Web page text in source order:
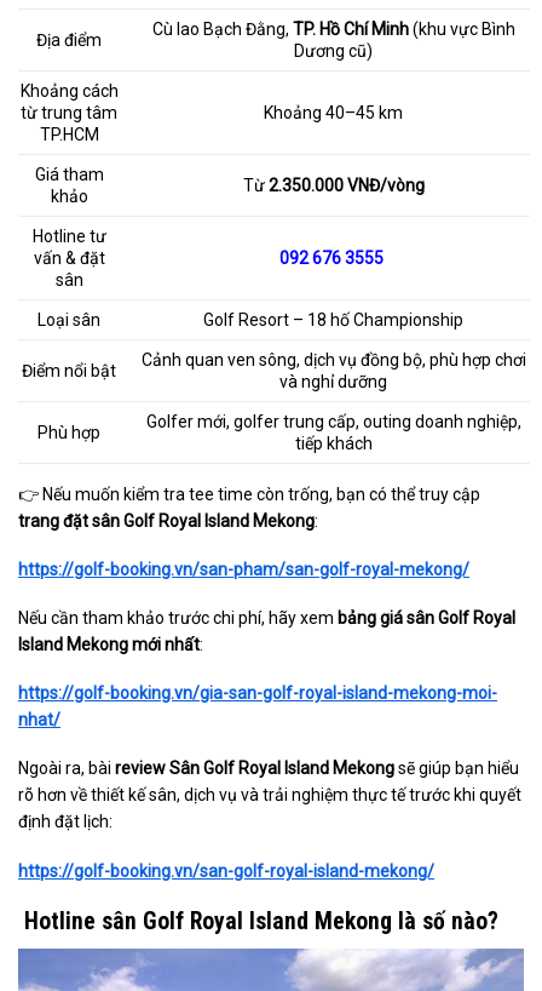
Địa điểm
Cù lao Bạch Đằng, TP. Hồ Chí Minh(khu vực Bình
Dương cũ)
Khoảng cách
từ trung tâm
TP.HCM
Khoảng 40–45 km
Giá tham
khảo
Từ2.350.000 VNĐ/vòng
Hotline tư
vấn & đặt
sân
092 676 3555
Loại sân Golf Resort – 18 hố Championship
Điểm nổi bật
Cảnh quan ven sông, dịch vụ đồng bộ, phù hợp chơi
và nghỉ dưỡng
Phù hợp
Golfer mới, golfer trung cấp, outing doanh nghiệp,
tiếp khách
👉 Nếu muốn kiểm tra tee time còn trống, bạn có thể truy cập
trang đặt sân Golf Royal Island Mekong:
https://golf-booking.vn/san-pham/san-golf-royal-mekong/
Nếu cần tham khảo trước chi phí, hãy xem bảng giá sân Golf Royal
Island Mekong mới nhất:
https://golf-booking.vn/gia-san-golf-royal-island-mekong-moi-
nhat/
Ngoài ra, bài review Sân Golf Royal Island Mekongsẽ giúp bạn hiểu
rõ hơn về thiết kế sân, dịch vụ và trải nghiệm thực tế trước khi quyết
định đặt lịch:
https://golf-booking.vn/san-golf-royal-island-mekong/
Hotline sân Golf Royal Island Mekong là số nào?